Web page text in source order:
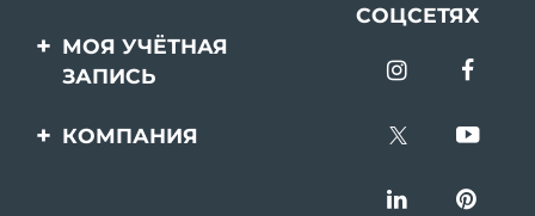
Свяжитесь с нами
Заказ и доставка
Гарантия и возврат
СОЦСЕТЯХ
МОЯ УЧЁТНАЯ
ЗАПИСЬ
Регистрация продукта
КОМПАНИЯ